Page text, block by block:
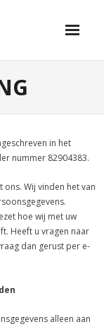
in het
nummer 82904383.
Wij vinden het van
hoe wij met uw
Heeft u vragen naar
dan gerust per e-
alleen aan